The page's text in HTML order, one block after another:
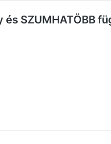
és SZUMHATÖBB